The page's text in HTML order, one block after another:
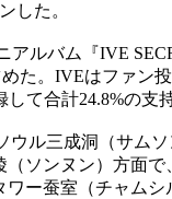
した。
アルバム『IVE
た。IVEはファン投
て合計24.8%の支
ウル三成洞（サム
（ソンヌン）方面
ー蚕室（チャムシ